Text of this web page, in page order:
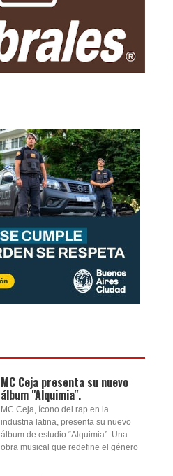
MC Ceja presenta su nuevo
álbum "Alquimia".
MC Ceja, ícono del rap en la
industria latina, presenta su nuevo
álbum de estudio “Alquimia”. Una
obra musical que redefine el género